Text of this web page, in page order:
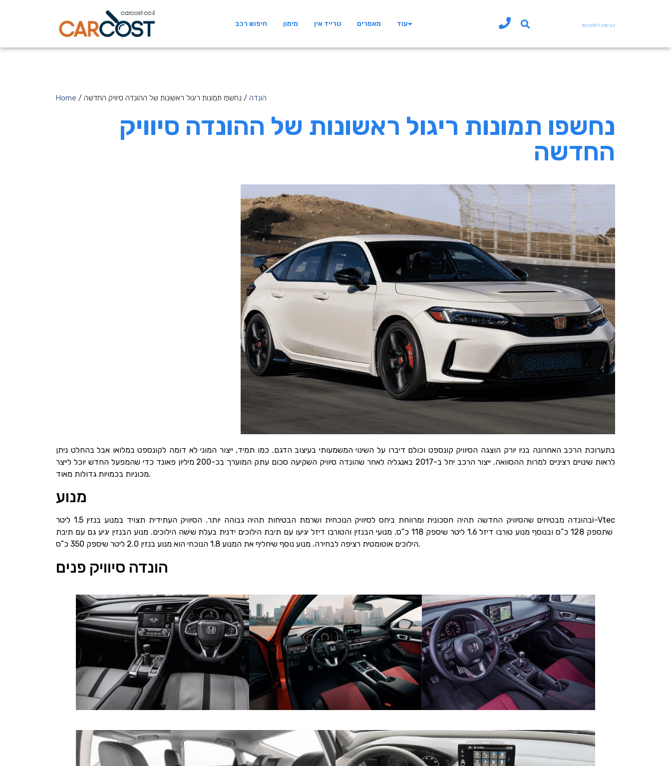
חיפוש רכב מימון טרייד אין מאמרים עוד כניסה לסוכנות
Home / הונדה / נחשפו תמונות ריגול ראשונות של ההונדה סיוויק החדשה
נחשפו תמונות ריגול ראשונות של ההונדה סיוויק
החדשה
בתערוכת הרכב האחרונה בניו יורק הוצגה הסיוויק קונספט וכולם דיברו על השינוי המשמעותי בעיצוב הדגם. כמו תמיד, ייצור המוני לא דומה לקונספט במלואו אבל בהחלט ניתן
לראות שינויים רציניים למרות ההסוואה. ייצור הרכב יחל ב-2017 באנגליה לאחר שהונדה סיוויק השקיעה סכום עתק המוערך בכ-200 מיליון פאונד כדי שהמפעל החדש יוכל לייצר
מכוניות בכמויות גדולות מאוד.
מנוע
בהונדה מבטיחים שהסיוויק החדשה תהיה חסכונית ומרווחת ביחס לסיוויק הנוכחית ושרמת הבטיחות תהיה גבוהה יותר. הסיוויק העתידית תצויד במנוע בנזין 1.5 ליטר‏i-‎Vtec
הילוכים אוטומטית רציפה לבחירה. מנוע נוסף שיחליף את המנוע 1.8 הנוכחי הוא מנוע בנזין 2.0 ליטר שיספק 350 כ”ס.
הונדה סיוויק פנים